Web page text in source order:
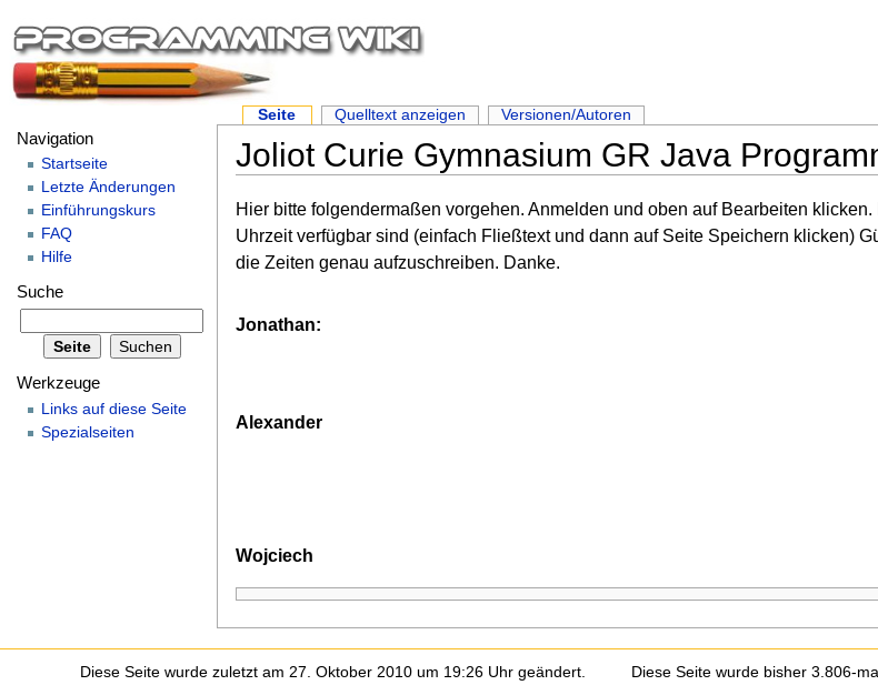
Joliot Curie Gymnasium GR Java
Hier bitte folgendermaßen vorgehen. Anmelden und oben auf Bearbeiten
Uhrzeit verfügbar sind (einfach Fließtext und dann auf Seite Speichern klicken)
die Zeiten genau aufzuschreiben. Danke.
Jonathan:
Alexander
Wojciech
Seite Quelltext anzeigen Versionen/Autoren
Navigation
Startseite
Letzte Änderungen
Einführungskurs
FAQ
Hilfe
Suche
Werkzeuge
Links auf diese Seite
Spezialseiten
Diese Seite wurde zuletzt am 27. Oktober 2010 um 19:26 Uhr geändert. Diese Seite wurde bisher 3.806-